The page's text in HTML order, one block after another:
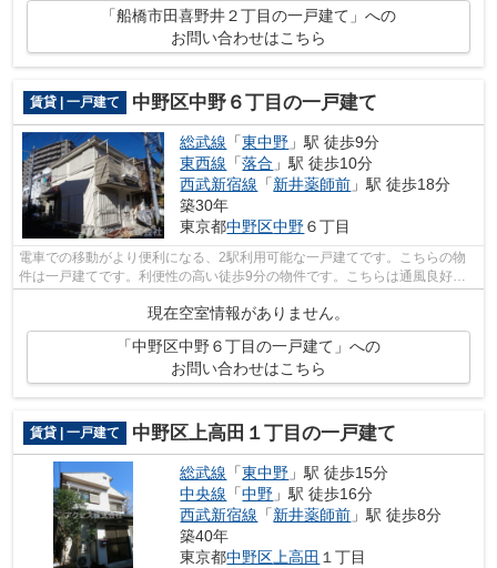
「船橋市田喜野井２丁目の一戸建て」への
お問い合わせはこちら
賃貸 | 一戸建て 中野区中野６丁目の一戸建て
総武線 「東中野 」駅 徒歩9分
東西線 「落合 」駅 徒歩10分
西武新宿線 「新井薬師前 」駅 徒歩18分
築30年
東京都中野区中野６丁目
電車での移動がより便利になる、2駅利用可能な一戸建てです。こちらの物
件は一戸建てです。利便性の高い徒歩9分の物件です。こちらは通風良好な
物件です。お気に入りの賃貸戸建てを探...
現在空室情報がありません。
「中野区中野６丁目の一戸建て」への
お問い合わせはこちら
賃貸 | 一戸建て 中野区上高田１丁目の一戸建て
総武線 「東中野 」駅 徒歩15分
中央線 「中野 」駅 徒歩16分
西武新宿線 「新井薬師前 」駅 徒歩8分
築40年
東京都中野区 上高田 １丁目